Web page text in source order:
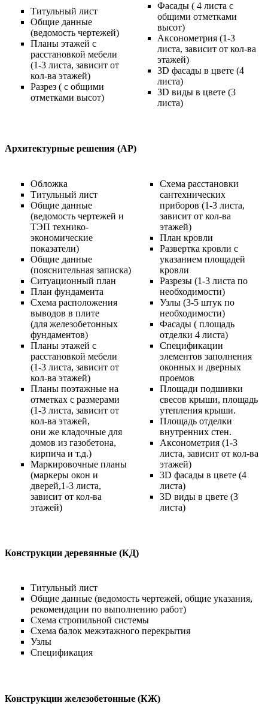
Титульный лист
Общие данные
(ведомость чертежей)
Планы этажей с
расстановкой мебели
(1-3 листа, зависит от
кол-ва этажей)
Разрез ( с общими
отметками высот)
Фасады ( 4 листа с
общими отметками
высот)
Аксонометрия (1-3
листа, зависит от кол-ва
этажей)
3D фасады в цвете (4
листа)
3D виды в цвете (3
листа)
Архитектурные решения (АР)
Обложка
Титульный лист
Общие данные
(ведомость чертежей и
ТЭП технико-
экономические
показатели)
Общие данные
(пояснительная записка)
Ситуационный план
План фундамента
Схема расположения
выводов в плите
(для железобетонных
фундаментов)
Планы этажей с
расстановкой мебели
(1-3 листа, зависит от
кол-ва этажей)
Планы поэтажные на
отметках с размерами
(1-3 листа, зависит от
кол-ва этажей,
они же кладочные для
домов из газобетона,
кирпича и т.д.)
Маркировочные планы
(маркеры окон и
дверей,1-3 листа,
зависит от кол-ва
этажей)
Схема расстановки
сантехнических
приборов (1-3 листа,
зависит от кол-ва
этажей)
План кровли
Развертка кровли с
указанием площадей
кровли
Разрезы (1-3 листа по
необходимости)
Узлы (3-5 штук по
необходимости)
Фасады ( площадь
отделки 4 листа)
Спецификации
элементов заполнения
оконных и дверных
проемов
Площади подшивки
свесов крыши, площадь
утепления крыши.
Площадь отделки
внутренних стен.
Аксонометрия (1-3
листа, зависит от кол-ва
этажей)
3D фасады в цвете (4
листа)
3D виды в цвете (3
листа)
Конструкции деревянные (КД)
Титульный лист
Общие данные (ведомость чертежей, общие указания,
рекомендации по выполнению работ)
Схема стропильной системы
Схема балок межэтажного перекрытия
Узлы
Спецификация
Конструкции железобетонные (КЖ)